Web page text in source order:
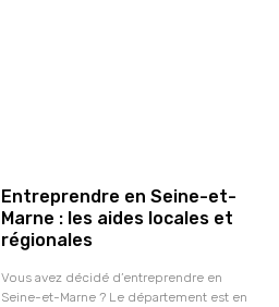
Entreprendre en Seine-et-
Marne : les aides locales et
régionales
Vous avez décidé d’entreprendre en
Seine-et-Marne ? Le département est en